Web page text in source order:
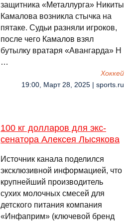
защитника «Металлурга» Никиты
Камалова возникла стычка на
пятаке. Судьи разняли игроков,
после чего Камалов взял
бутылку вратаря «Авангарда» Н
…
Хоккей
19:00, Март 28, 2025 | sports.ru
100 кг долларов для экс-
сенатора Алексея Лысякова
Источник канала поделился
эксклюзивной информацией, что
крупнейший производитель
сухих молочных смесей для
детского питания компания
«Инфаприм» (ключевой бренд